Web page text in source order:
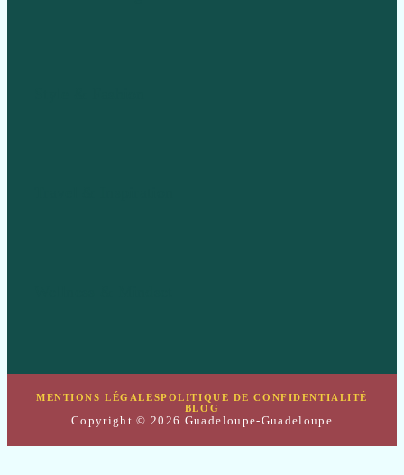
MENTIONS LÉGALESPOLITIQUE DE CONFIDENTIALITÉ
BLOG
Copyright © 2026 Guadeloupe-Guadeloupe